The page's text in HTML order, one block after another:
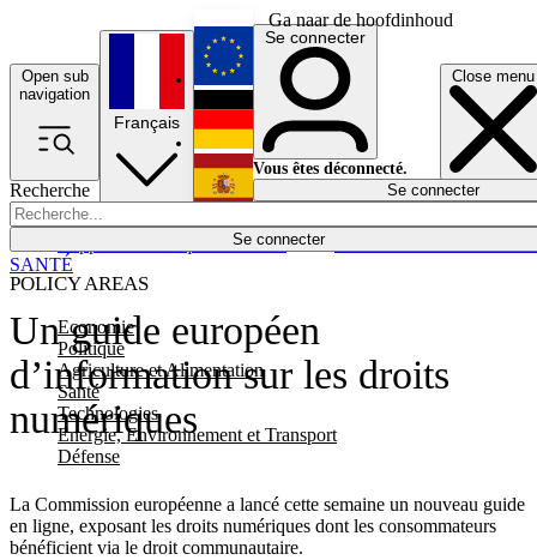
Ga naar de hoofdinhoud
Open sub
navigation
Close menu
Recherche
Se connecter
POLICY AREAS
Economie
Politique
Agriculture et Alimentation
Santé
Technologies
Energie, Environnement et Transport
Défense
Économie
Français
English
Deutsch
Español
Se connecter
Vous êtes déconnecté.
Se connecter
Un guide européen
d’information sur les droits
numériques
La Commission européenne a lancé cette semaine un nouveau guide
en ligne, exposant les droits numériques dont les consommateurs
bénéficient via le droit communautaire.
SANTÉ